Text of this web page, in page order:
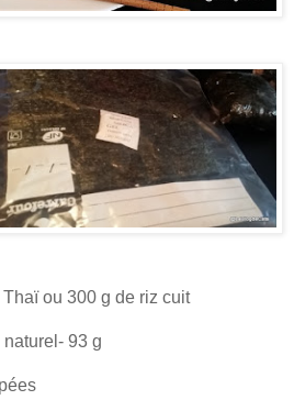
ou 300 g de riz cuit
93 g